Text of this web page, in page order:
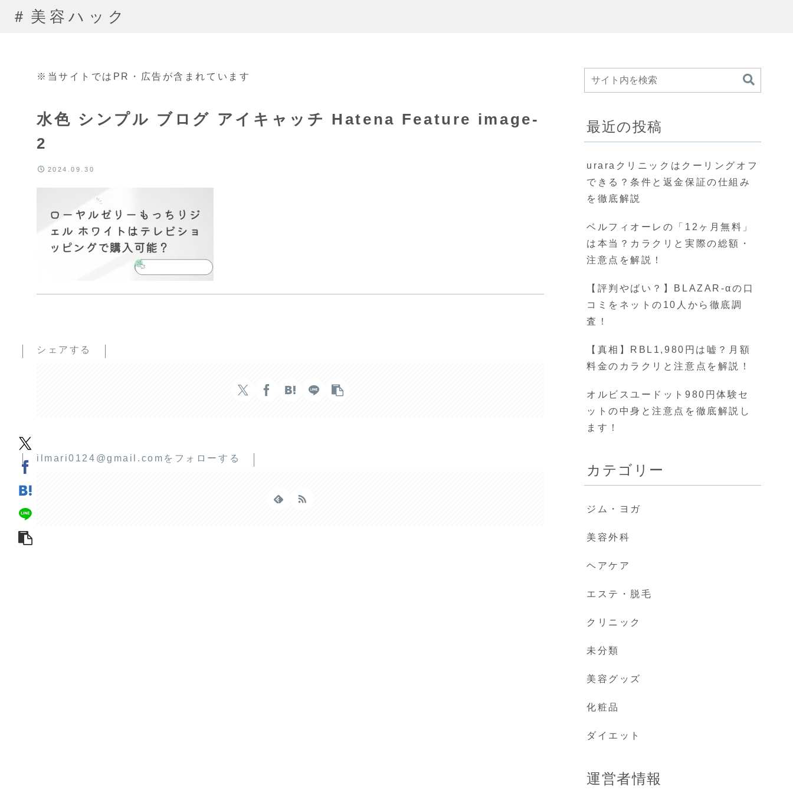
＃美容ハック
※当サイトではPR・広告が含まれています
水色 シンプル ブログ アイキャッチ Hatena Feature image-
2
2024.09.30
シェアする
ilmari0124@gmail.comをフォローする
最近の投稿
uraraクリニックはクーリングオフ
できる？条件と返金保証の仕組み
を徹底解説
ベルフィオーレの「12ヶ月無料」
は本当？カラクリと実際の総額・
注意点を解説！
【評判やばい？】BLAZAR-αの口
コミをネットの10人から徹底調
査！
【真相】RBL1,980円は嘘？月額
料金のカラクリと注意点を解説！
オルビスユードット980円体験セ
ットの中身と注意点を徹底解説し
ます！
カテゴリー
ジム・ヨガ
美容外科
ヘアケア
エステ・脱毛
クリニック
未分類
美容グッズ
化粧品
ダイエット
運営者情報